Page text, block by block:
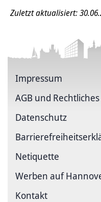
Zuletzt aktualisiert:
Impressum
AGB und Rechtliches
Datenschutz
Netiquette
Werben auf
Kontakt